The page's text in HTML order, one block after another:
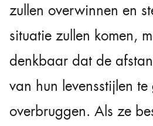
zullen overwinnen en
situatie zullen komen,
denkbaar dat de
van hun levensstijlen
overbruggen. Als ze